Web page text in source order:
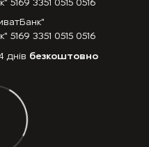
5169 3351 0515 0516
днів безкоштовно